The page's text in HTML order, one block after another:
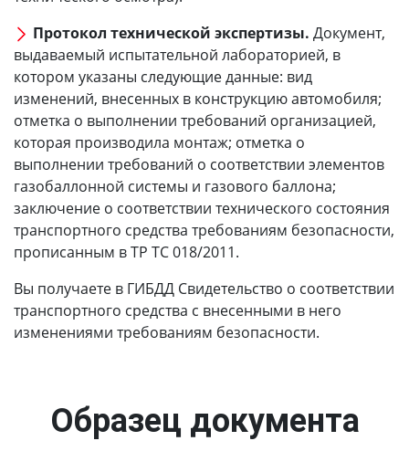
Протокол технической экспертизы. Документ,
выдаваемый испытательной лабораторией, в
котором указаны следующие данные: вид
изменений, внесенных в конструкцию автомобиля;
отметка о выполнении требований организацией,
которая производила монтаж; отметка о
выполнении требований о соответствии элементов
газобаллонной системы и газового баллона;
заключение о соответствии технического состояния
транспортного средства требованиям безопасности,
прописанным в ТР ТС 018/2011.
Вы получаете в ГИБДД Свидетельство о соответствии
транспортного средства с внесенными в него
изменениями требованиям безопасности.
Образец документа